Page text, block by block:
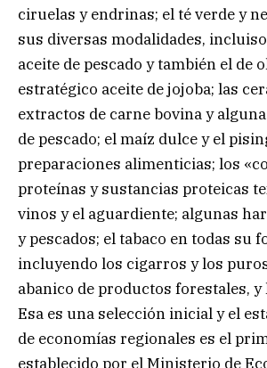
ciruelas y endrinas; el té verde y
sus diversas modalidades,
aceite de pescado y también el de
estratégico aceite de jojoba; las
extractos de carne bovina y
de pescado; el maíz dulce y el
preparaciones alimenticias; los
proteínas y sustancias proteicas
vinos y el aguardiente; algunas
y pescados; el tabaco en todas su
incluyendo los cigarros y los
abanico de productos forestales, y
Esa es una selección inicial y el
de economías regionales es el
establecido por el Ministerio de